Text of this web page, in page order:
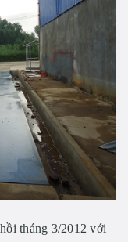
tháng 3/2012 với